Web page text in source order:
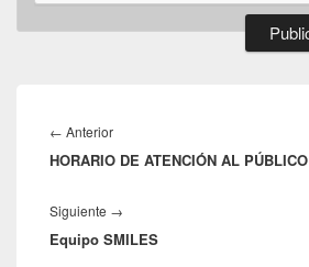
de
entradas
← Anterior
anterior:
HORARIO DE ATENCIÓN AL PÚBLICO
Siguiente →
entrada:
Equipo SMILES